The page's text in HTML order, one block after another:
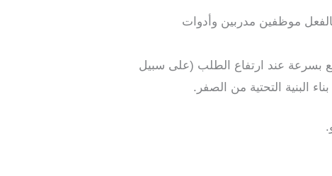
موظفين مدربين وأدوات
طريقة للتوسع بسرعة عند ارتفاع الطلب (على سبيل
البنية التحتية من الصفر.